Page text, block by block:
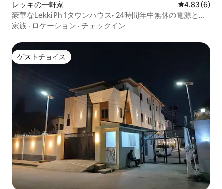
レッキの一軒家 レビュー6
4.83 (6)
豪華なLekki Ph 1タウンハウス• 24時間年中無休の電源とセ
キュリティ
家族 · ロケーション · チェックイン
ゲストチョイス
ゲストチョイス